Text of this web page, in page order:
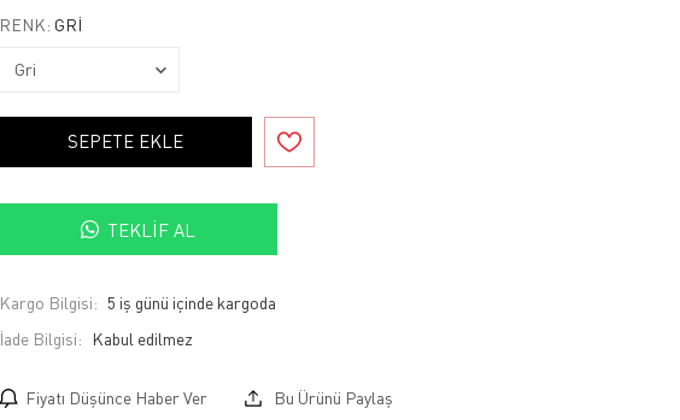
RENK: GRI
SEPETE EKLE
TEKLIF AL
Kargo Bilgisi: 5 iş günü içinde kargoda
İade Bilgisi:
Fiyatı Düşünce Haber Ver Bu Ürünü Paylaş